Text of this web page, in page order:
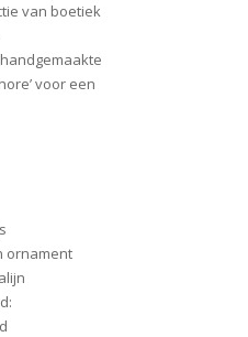
van boetiek
voor een
ornament